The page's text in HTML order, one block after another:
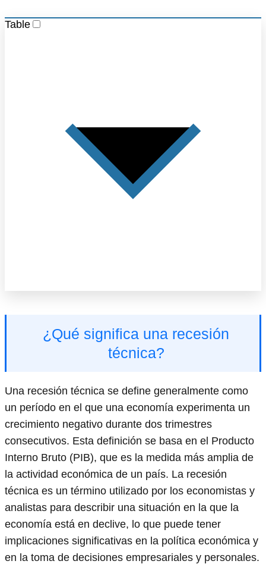
Table
¿Qué significa una recesión
técnica?
Una recesión técnica se define generalmente como
un período en el que una economía experimenta un
crecimiento negativo durante dos trimestres
consecutivos. Esta definición se basa en el Producto
Interno Bruto (PIB), que es la medida más amplia de
la actividad económica de un país. La recesión
técnica es un término utilizado por los economistas y
analistas para describir una situación en la que la
economía está en declive, lo que puede tener
implicaciones significativas en la política económica y
en la toma de decisiones empresariales y personales.